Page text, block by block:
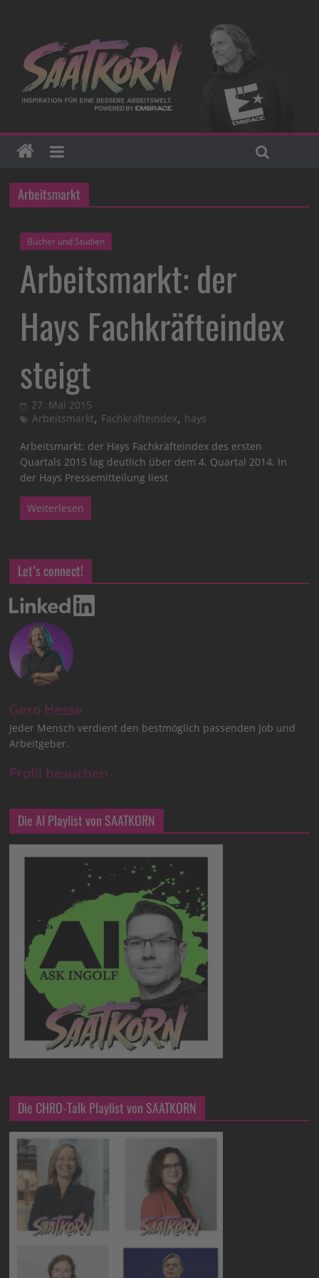
Arbeitsmarkt
Bücher und Studien
Arbeitsmarkt: der
Hays Fachkräfteindex
steigt
27. Mai 2015
Arbeitsmarkt, Fachkräfteindex, hays
Arbeitsmarkt: der Hays Fachkräfteindex des ersten
Quartals 2015 lag deutlich über dem 4. Quartal 2014. In
der Hays Pressemitteilung liest
Weiterlesen
Let’s connect!
Gero Hesse
Jeder Mensch verdient den bestmöglich passenden Job und
Arbeitgeber.
Profil besuchen
Die AI Playlist von SAATKORN
Die CHRO-Talk Playlist von SAATKORN